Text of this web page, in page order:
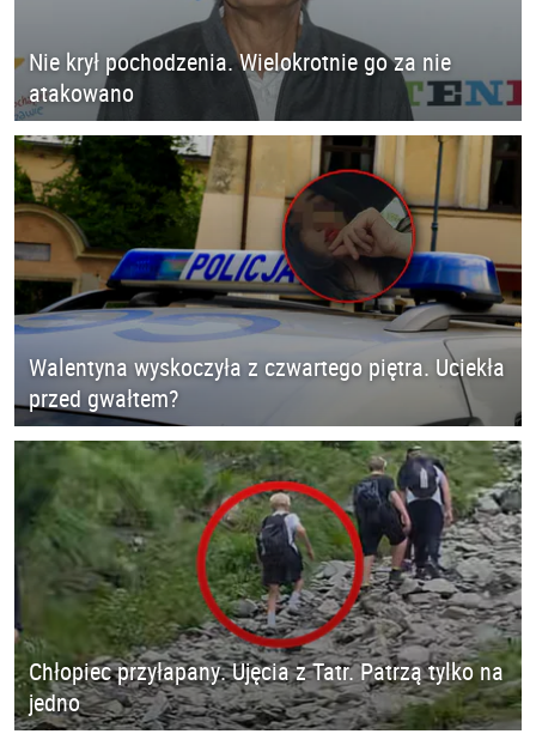
Nie krył pochodzenia. Wielokrotnie go za nie
atakowano
Walentyna wyskoczyła z czwartego piętra. Uciekła
przed gwałtem?
Chłopiec przyłapany. Ujęcia z Tatr. Patrzą tylko na
jedno